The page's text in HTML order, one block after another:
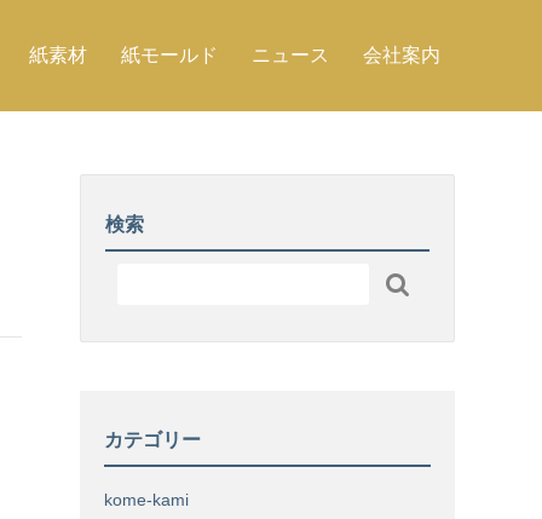
紙素材 紙モールド ニュース 会社案内
検索

カテゴリー
kome-kami